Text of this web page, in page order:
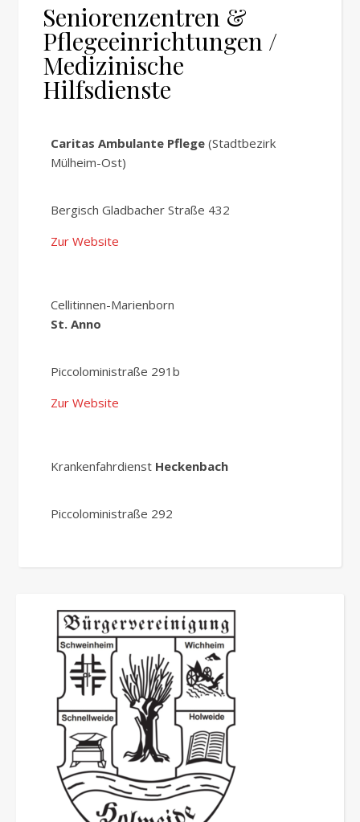
Seniorenzentren &
Pflegeeinrichtungen /
Medizinische
Hilfsdienste
Caritas Ambulante Pflege (Stadtbezirk
Mülheim-Ost)
Bergisch Gladbacher Straße 432
Zur Website
Cellitinnen-Marienborn
St. Anno
Piccoloministraße 291b
Zur Website
Krankenfahrdienst Heckenbach
Piccoloministraße 292